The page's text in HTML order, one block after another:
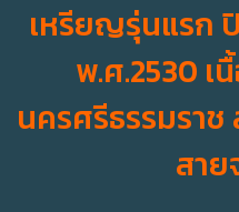
เหรียญรุ่นแรก
พ.ศ.2530 เ
นครศรีธรรมรา
สา